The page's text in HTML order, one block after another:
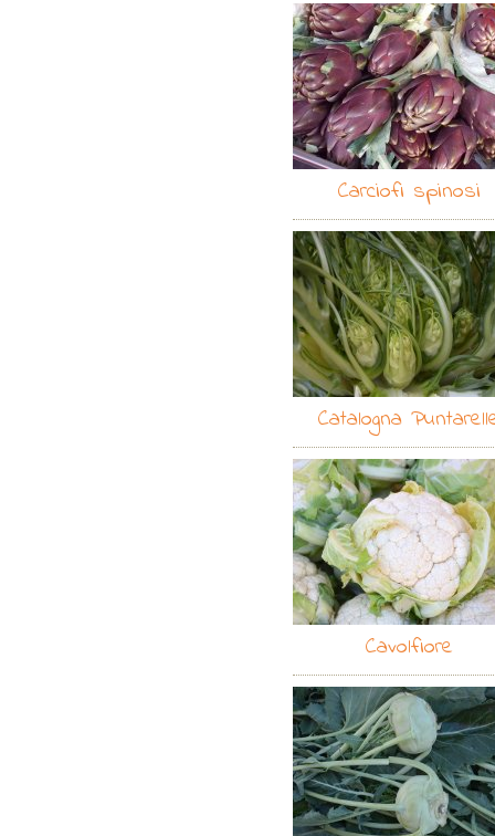
Carciofi spinosi
Catalogna
Cavolfiore